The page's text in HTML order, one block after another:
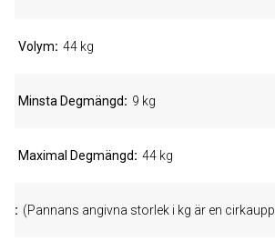
Volym 44 kg
Minsta Degmängd 9 kg
Maximal Degmängd 44 kg
(Pannans angivna storlek i kg är en